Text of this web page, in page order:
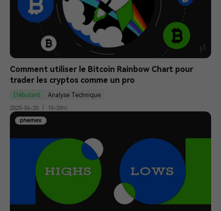
Comment utiliser le Bitcoin Rainbow Chart pour
trader les cryptos comme un pro
Débutant
Analyse Technique
2025-06-20
15-20m